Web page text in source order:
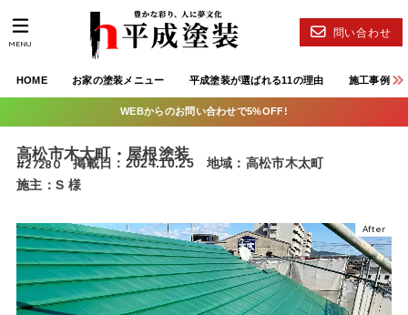
HOME お家の塗装メニュー 平成塗装が選ばれる11の理由 施工事例
問い合わせ
MENU
WEBからのお問い合わせで5%OFF!
高松市木太町・屋根塗装
#27280 掲載日：2024.10.25
地域：高松市木太町
施主：S 様
After